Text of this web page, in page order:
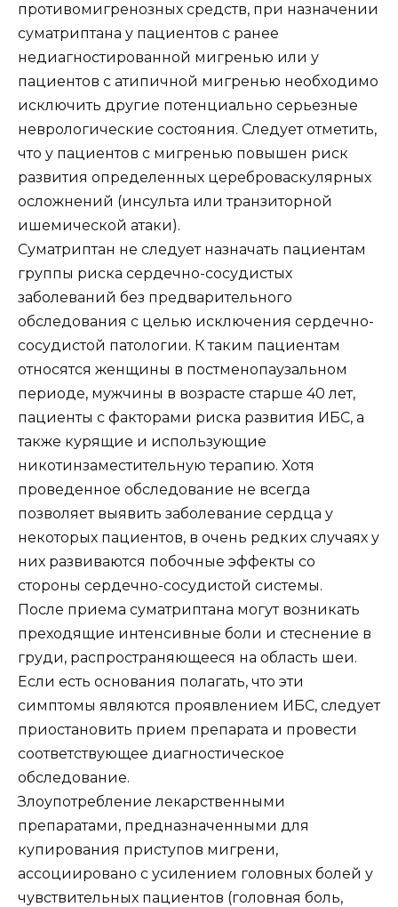
противомигренозных средств, при назначении
суматриптана у пациентов с ранее
недиагностированной мигренью или у
пациентов с атипичной мигренью необходимо
исключить другие потенциально серьезные
неврологические состояния. Следует отметить,
что у пациентов с мигренью повышен риск
развития определенных цереброваскулярных
осложнений (инсульта или транзиторной
ишемической атаки).
Суматриптан не следует назначать пациентам
группы риска сердечно-сосудистых
заболеваний без предварительного
обследования с целью исключения сердечно-
сосудистой патологии. К таким пациентам
относятся женщины в постменопаузальном
периоде, мужчины в возрасте старше 40 лет,
пациенты с факторами риска развития ИБС, а
также курящие и использующие
никотинзаместительную терапию. Хотя
проведенное обследование не всегда
позволяет выявить заболевание сердца у
некоторых пациентов, в очень редких случаях у
них развиваются побочные эффекты со
стороны сердечно-сосудистой системы.
После приема суматриптана могут возникать
преходящие интенсивные боли и стеснение в
груди, распространяющееся на область шеи.
Если есть основания полагать, что эти
симптомы являются проявлением ИБС, следует
приостановить прием препарата и провести
соответствующее диагностическое
обследование.
Злоупотребление лекарственными
препаратами, предназначенными для
купирования приступов мигрени,
ассоциировано с усилением головных болей у
чувствительных пациентов (головная боль,